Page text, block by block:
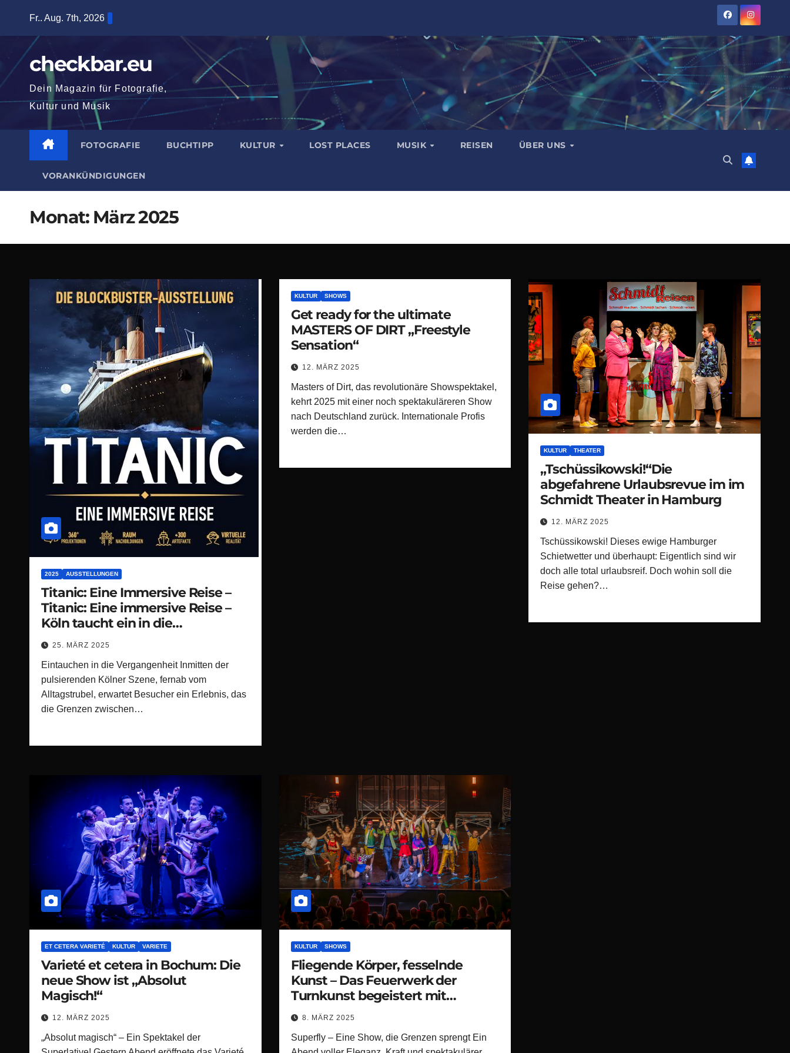
springen
Fr.. Aug. 7th, 2026
checkbar.eu
Dein Magazin für Fotografie,
Kultur und Musik
FOTOGRAFIE BUCHTIPP KULTUR LOST PLACES MUSIK REISEN ÜBER UNS
VORANKÜNDIGUNGEN
Monat: März 2025
2025 AUSSTELLUNGEN
Titanic: Eine Immersive Reise –
Titanic: Eine immersive Reise –
Köln taucht ein in die
spektakuläre Welt der Titanic
25. MÄRZ 2025
Eintauchen in die Vergangenheit Inmitten der
pulsierenden Kölner Szene, fernab vom
Alltagstrubel, erwartet Besucher ein Erlebnis, das
die Grenzen zwischen…
KULTUR SHOWS
Get ready for the ultimate
MASTERS OF DIRT „Freestyle
Sensation“
12. MÄRZ 2025
Masters of Dirt, das revolutionäre Showspektakel,
kehrt 2025 mit einer noch spektakuläreren Show
nach Deutschland zurück. Internationale Profis
werden die…
KULTUR THEATER
„Tschüssikowski!“Die
abgefahrene Urlaubsrevue im im
Schmidt Theater in Hamburg
12. MÄRZ 2025
Tschüssikowski! Dieses ewige Hamburger
Schietwetter und überhaupt: Eigentlich sind wir
doch alle total urlaubsreif. Doch wohin soll die
Reise gehen?…
ET CETERA VARIETÉ KULTUR VARIETE
Varieté et cetera in Bochum: Die
neue Show ist „Absolut
Magisch!“
12. MÄRZ 2025
„Absolut magisch“ – Ein Spektakel der
KULTUR SHOWS
Fliegende Körper, fesselnde
Kunst – Das Feuerwerk der
Turnkunst begeistert mit
Superfly Osnabrück!
8. MÄRZ 2025
Superfly – Eine Show, die Grenzen sprengt Ein